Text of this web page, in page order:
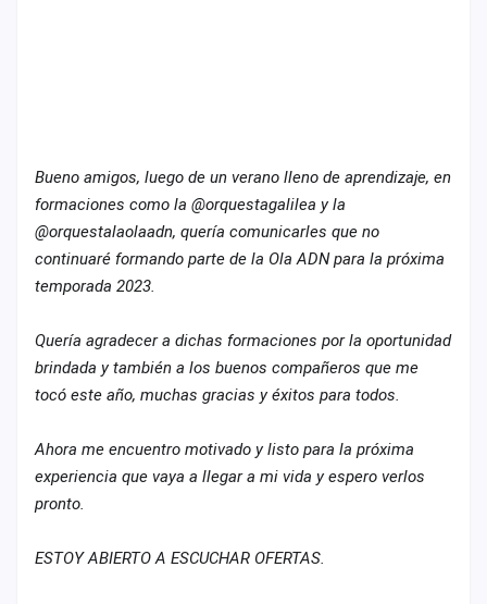
Bueno amigos, luego de un verano lleno de aprendizaje, en
formaciones como la @orquestagalilea y la
@orquestalaolaadn, quería comunicarles que no
continuaré formando parte de la Ola ADN para la próxima
temporada 2023.
Quería agradecer a dichas formaciones por la oportunidad
brindada y también a los buenos compañeros que me
tocó este año, muchas gracias y éxitos para todos.
Ahora me encuentro motivado y listo para la próxima
experiencia que vaya a llegar a mi vida y espero verlos
pronto.
ESTOY ABIERTO A ESCUCHAR OFERTAS.
Administración
Contacto